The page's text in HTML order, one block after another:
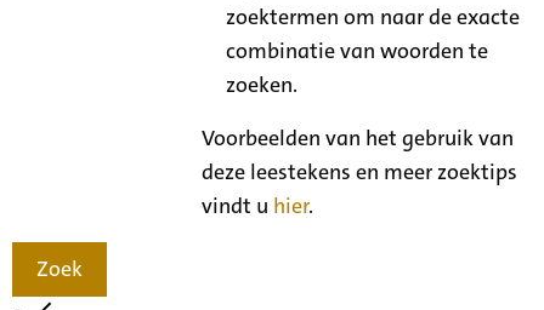
zoektermen om naar de exacte
combinatie van woorden te
zoeken.
Voorbeelden van het gebruik van
deze leestekens en meer zoektips
vindt u hier.
Zoek